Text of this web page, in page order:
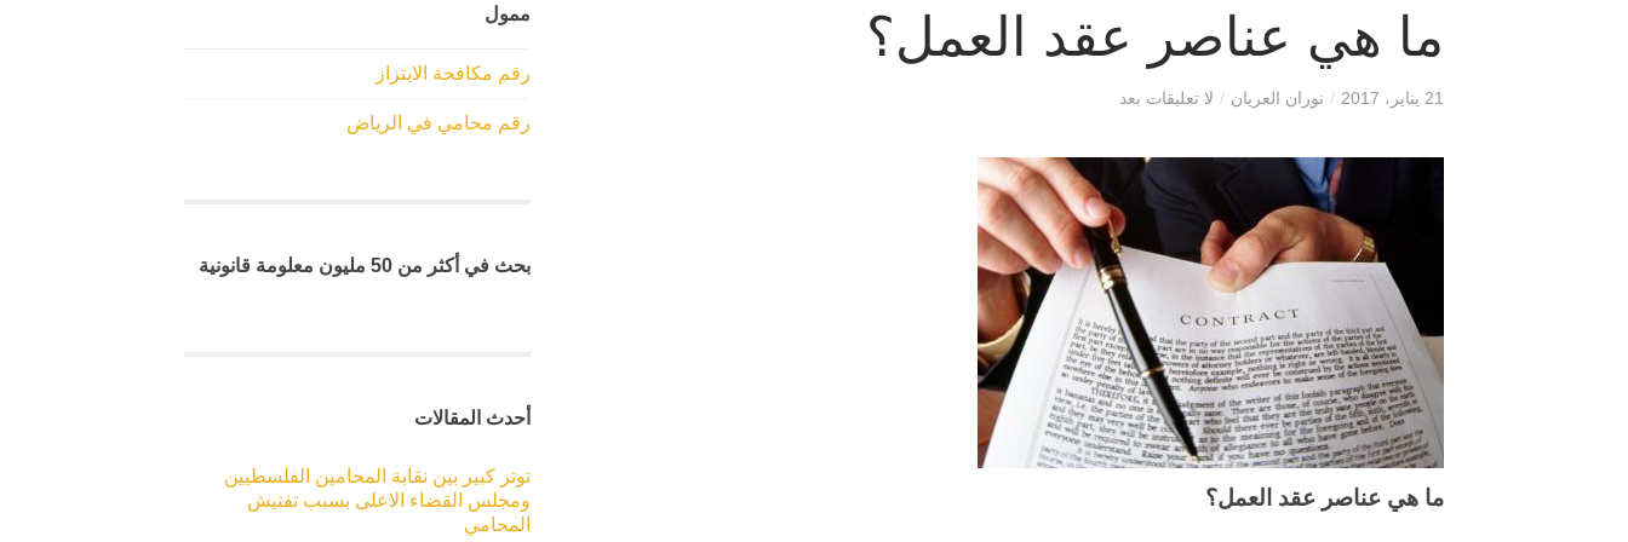
ما هي عناصر عقد العمل؟
21 يناير، 2017 / نوران العريان / لا تعليقات بعد
ما هي عناصر عقد العمل؟
ممول
رقم مكافحة الابتزاز
رقم محامي في الرياض
بحث في أكثر من 50 مليون معلومة قانونية
أحدث المقالات
توتر كبير بين نقابة المحامين الفلسطيين
ومجلس القضاء الاعلى بسبب تفتيش
المحامي